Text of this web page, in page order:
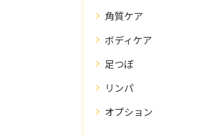
角質ケア
ボディケア
足つぼ
リンパ
オプション